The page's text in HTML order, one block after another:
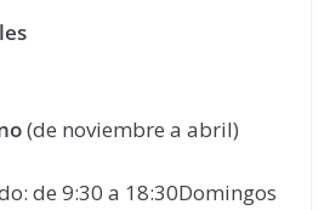
(de noviembre a abril)
de 9:30 a 18:30Domingos